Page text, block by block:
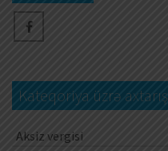
Kateqoriya üzrə axtarış
Aksiz vergisi